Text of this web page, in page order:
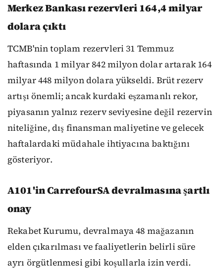
Merkez Bankası rezervleri 164,4 milyar
dolara çıktı
TCMB'nin toplam rezervleri 31 Temmuz
haftasında 1 milyar 842 milyon dolar artarak 164
milyar 448 milyon dolara yükseldi. Brüt rezerv
artışı önemli; ancak kurdaki eşzamanlı rekor,
piyasanın yalnız rezerv seviyesine değil rezervin
niteliğine, dış finansman maliyetine ve gelecek
haftalardaki müdahale ihtiyacına baktığını
gösteriyor.
A101'in CarrefourSA devralmasına şartlı
onay
Rekabet Kurumu, devralmaya 48 mağazanın
elden çıkarılması ve faaliyetlerin belirli süre
ayrı örgütlenmesi gibi koşullarla izin verdi.